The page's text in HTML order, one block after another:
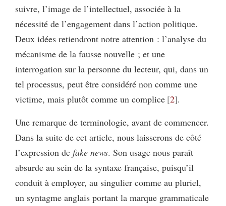
suivre, l’image de l’intellectuel, associée à la
nécessité de l’engagement dans l’action politique.
Deux idées retiendront notre attention : l’analyse du
mécanisme de la fausse nouvelle ; et une
interrogation sur la personne du lecteur, qui, dans un
tel processus, peut être considéré non comme une
victime, mais plutôt comme un complice 2 .
Une remarque de terminologie, avant de commencer.
Dans la suite de cet article, nous laisserons de côté
l’expression de fake news. Son usage nous paraît
absurde au sein de la syntaxe française, puisqu’il
conduit à employer, au singulier comme au pluriel,
un syntagme anglais portant la marque grammaticale